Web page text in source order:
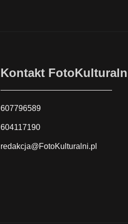
Kontakt
607796589
604117190
redakcja@FotoKulturalni.pl